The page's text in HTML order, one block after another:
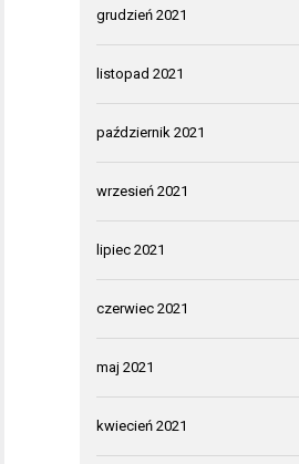
grudzień 2021
listopad 2021
październik 2021
wrzesień 2021
lipiec 2021
czerwiec 2021
maj 2021
kwiecień 2021